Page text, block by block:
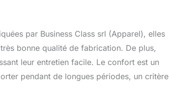
par Business Class srl (Apparel), elles
bonne qualité de fabrication. De plus,
leur entretien facile. Le confort est un
pendant de longues périodes, un critère